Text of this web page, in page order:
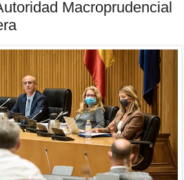
Macroprudencial